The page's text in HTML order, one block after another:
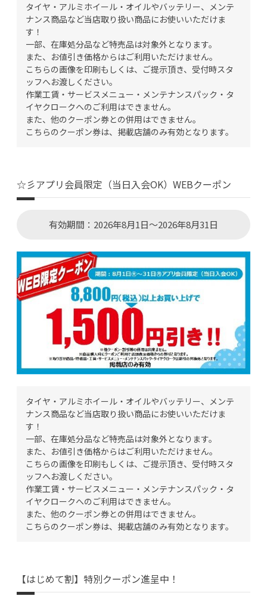
タイヤ・アルミホイール・オイルやバッテリー、メンテ
ナンス商品など当店取り扱い商品にお使いいただけま
す！
一部、在庫処分品など特売品は対象外となります。
また、お値引き価格からはご利用いただけません。
こちらの画像を印刷もしくは、ご提示頂き、受付時スタ
ッフへお渡しください。
作業工賃・サービスメニュー・メンテナンスパック・タ
イヤクロークへのご利用はできません。
また、他のクーポン券との併用はできません。
こちらのクーポン券は、掲載店舗のみ有効となります。
☆彡アプリ会員限定（当日入会OK）WEBクーポン
有効期間：2026年8月1日～2026年8月31日
タイヤ・アルミホイール・オイルやバッテリー、メンテ
ナンス商品など当店取り扱い商品にお使いいただけま
す！
一部、在庫処分品など特売品は対象外となります。
また、お値引き価格からはご利用いただけません。
こちらの画像を印刷もしくは、ご提示頂き、受付時スタ
ッフへお渡しください。
作業工賃・サービスメニュー・メンテナンスパック・タ
イヤクロークへのご利用はできません。
また、他のクーポン券との併用はできません。
こちらのクーポン券は、掲載店舗のみ有効となります。
【はじめて割】特別クーポン進呈中！